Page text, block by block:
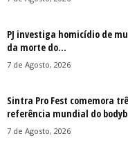
PJ investiga homicídio de
da morte do...
7 de Agosto, 2026
Sintra Pro Fest comemora
referência mundial do
7 de Agosto, 2026